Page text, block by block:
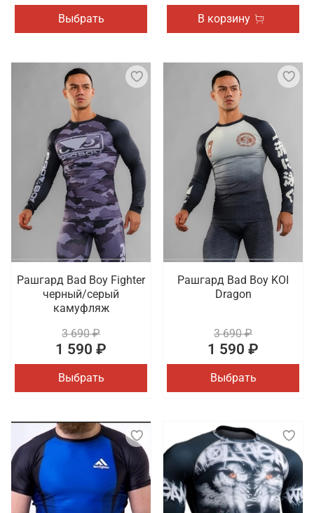
Выбрать В корзину
Рашгард Bad Boy Fighter
черный/серый
камуфляж
3 690 ₽
1 590 ₽
Выбрать
Рашгард Bad Boy KOI
Dragon
3 690 ₽
1 590 ₽
Выбрать